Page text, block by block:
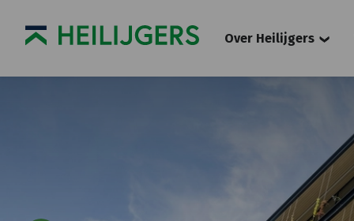
Over Heilijgers